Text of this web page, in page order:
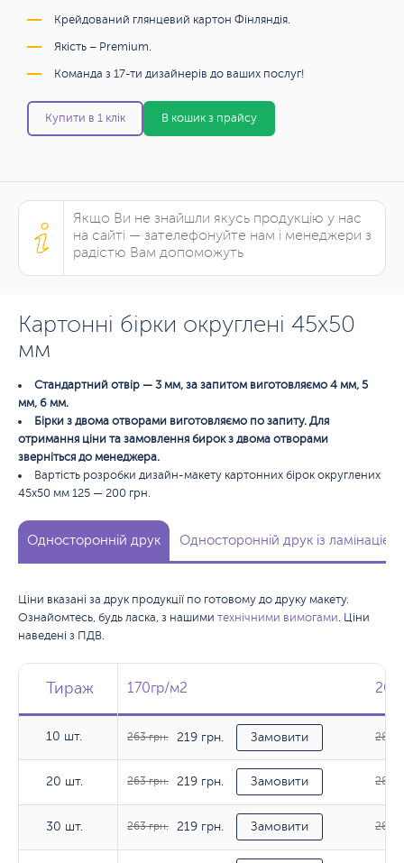
Крейдований глянцевий картон Фінляндія.
Якість – Premium.
Команда з 17-ти дизайнерів до ваших послуг!
Купити в 1 клік В кошик з прайсу
Якщо Ви не знайшли якусь продукцію у нас
на сайті — зателефонуйте нам і менеджери з
радістю Вам допоможуть
Картонні бірки округлені 45х50
мм
Стандартний отвір — 3 мм, за запитом виготовляємо 4 мм, 5
мм, 6 мм.
Бірки з двома отворами виготовляємо по запиту. Для
отримання ціни та замовлення бирок з двома отворами
зверніться до менеджера.
Вартість розробки дизайн-макету картонних бірок округлених
45х50 мм 125 — 200 грн.
Односторонній друк Односторонній друк із ламінацією
Ціни вказані за друк продукції по готовому до друку макету.
Ознайомтесь, будь ласка, з нашими технічними вимогами. Ціни
наведені з ПДВ.
Тираж
10 шт.
20 шт.
30 шт.
Тираж 170гр/м2
Тираж 170гр/м2
10 шт. 263 грн. 219 грн. Замовити 285
20 шт. 263 грн. 219 грн. Замовити 285
30 шт. 263 грн. 219 грн. Замовити 285